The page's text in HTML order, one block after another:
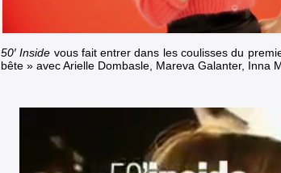
50′ Inside vous fait entrer dans les coulisses du
bête » avec Arielle Dombasle, Mareva Galanter, Inna